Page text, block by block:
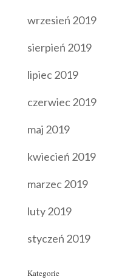
wrzesień 2019
sierpień 2019
lipiec 2019
czerwiec 2019
maj 2019
kwiecień 2019
marzec 2019
luty 2019
styczeń 2019
Kategorie